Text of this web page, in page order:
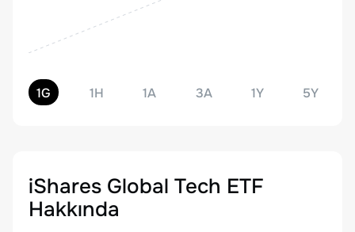
1G 1H 1A 3A 1Y 5Y
iShares Global Tech ETF
Hakkında